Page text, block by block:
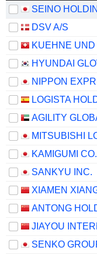
DSV A/S
LOGISTA
AGILITY
KAMIGUMI
SANKYU INC.